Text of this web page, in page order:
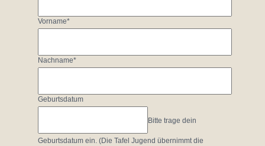
Vorname*
Nachname*
Geburtsdatum
Bitte trage dein
Geburtsdatum ein. (Die Tafel Jugend übernimmt die